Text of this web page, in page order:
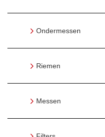
Ondermessen
Riemen
Messen